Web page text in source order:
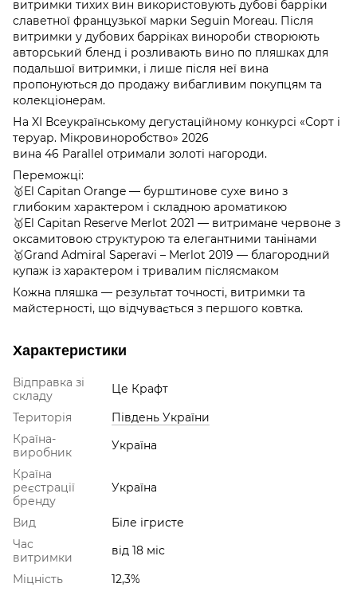
витримки тихих вин використовують дубові барріки
славетної французької марки Seguin Moreau. Після
витримки у дубових барріках винороби створюють
авторський бленд і розливають вино по пляшках для
подальшої витримки, і лише після неї вина
пропонуються до продажу вибагливим покупцям та
колекціонерам.
На XI Всеукраїнському дегустаційному конкурсі «Сорт і
теруар. Мікровиноробство» 2026
вина 46 Parallel отримали золоті нагороди.
Переможці:
🥇El Capitan Orange — бурштинове сухе вино з
глибоким характером і складною ароматикою
🥇El Capitan Reserve Merlot 2021 — витримане червоне з
оксамитовою структурою та елегантними танінами
🥇Grand Admiral Saperavi – Merlot 2019 — благородний
купаж із характером і тривалим післясмаком
Кожна пляшка — результат точності, витримки та
майстерності, що відчувається з першого ковтка.
Характеристики
Відправка зі
складу
Це Крафт
Територія
Південь України
Країна-
виробник
Україна
Країна
реєстрації
бренду
Україна
Вид
Біле ігристе
Час
витримки
від 18 міс
Міцність
12,3%